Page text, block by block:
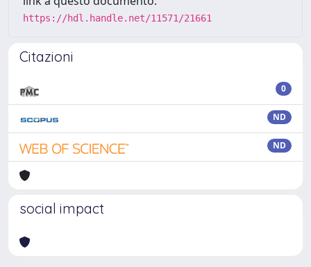
https://hdl.handle.net/11571/21661
Citazioni
0
ND
ND
social impact